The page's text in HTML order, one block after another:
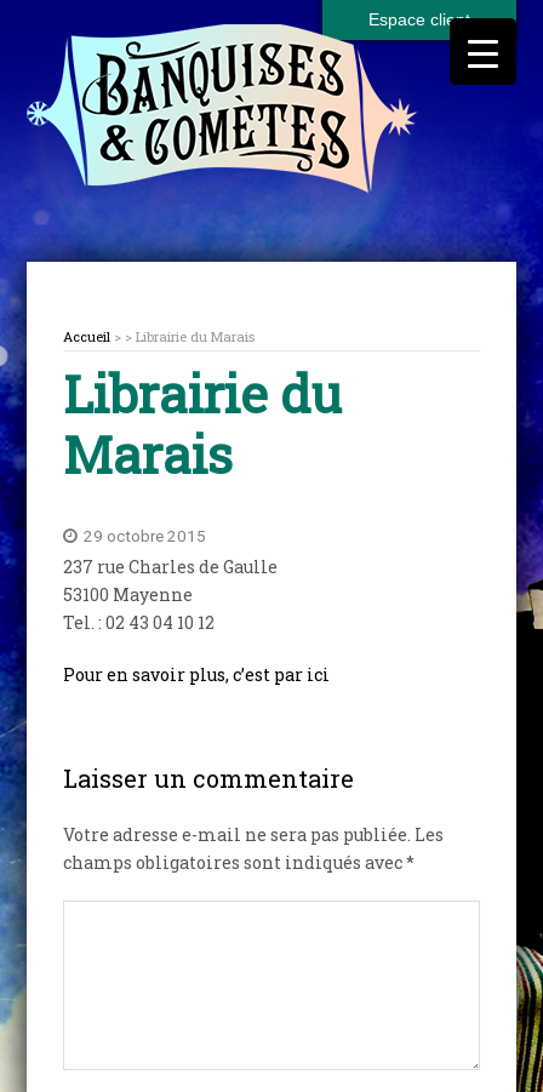
Espace client
Accueil > > Librairie du Marais
Librairie du
Marais
29 octobre 2015
237 rue Charles de Gaulle
53100 Mayenne
Tel. : 02 43 04 10 12
Pour en savoir plus, c’est par ici
Laisser un commentaire
Votre adresse e-mail ne sera pas publiée. Les
champs obligatoires sont indiqués avec*